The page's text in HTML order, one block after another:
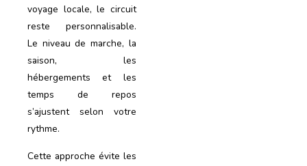
voyage locale, le circuit
reste personnalisable.
Le niveau de marche, la
saison, les
hébergements et les
temps de repos
s’ajustent selon votre
rythme.
Cette approche évite les